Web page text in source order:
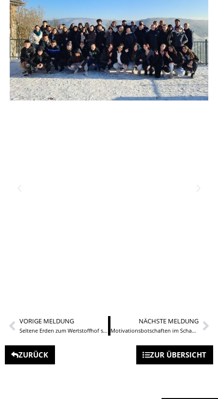
VORIGE MELDUNG
Seltene Erden zum Wertstoffhof statt in die Tonne
NÄCHSTE MELDUNG
Motivationsbotschaften im Schaufenster
ZURÜCK ZUR ÜBERSICHT